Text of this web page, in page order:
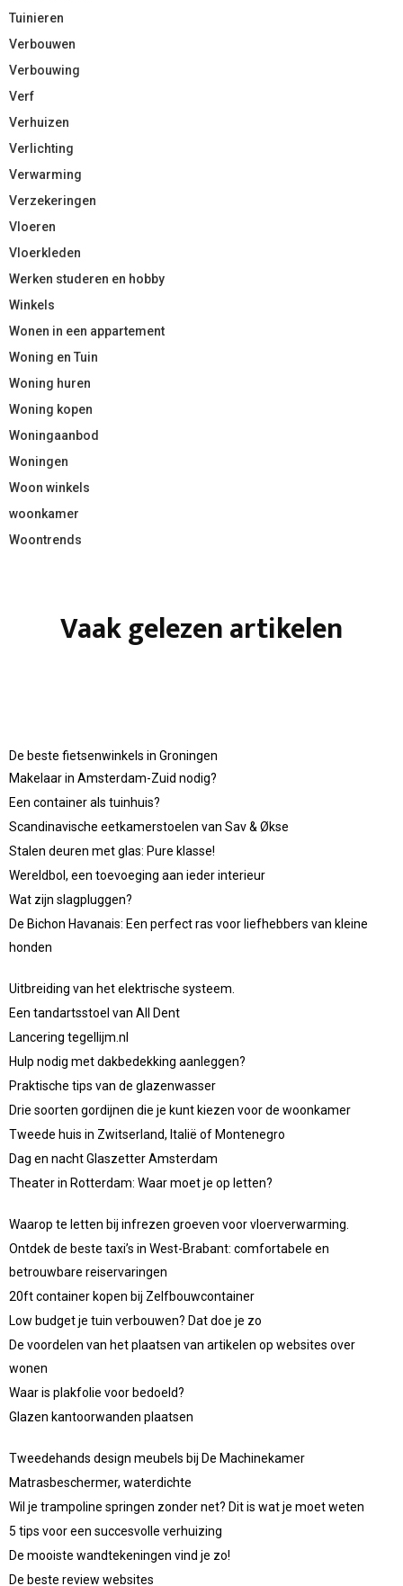
Tuinieren
Verbouwen
Verbouwing
Verf
Verhuizen
Verlichting
Verwarming
Verzekeringen
Vloeren
Vloerkleden
Werken studeren en hobby
Winkels
Wonen in een appartement
Woning en Tuin
Woning huren
Woning kopen
Woningaanbod
Woningen
Woon winkels
woonkamer
Woontrends
Vaak gelezen artikelen
De beste fietsenwinkels in Groningen
Makelaar in Amsterdam-Zuid nodig?
Een container als tuinhuis?
Scandinavische eetkamerstoelen van Sav & Økse
Stalen deuren met glas: Pure klasse!
Wereldbol, een toevoeging aan ieder interieur
Wat zijn slagpluggen?
De Bichon Havanais: Een perfect ras voor liefhebbers van kleine
honden
Uitbreiding van het elektrische systeem.
Een tandartsstoel van All Dent
Lancering tegellijm.nl
Hulp nodig met dakbedekking aanleggen?
Praktische tips van de glazenwasser
Drie soorten gordijnen die je kunt kiezen voor de woonkamer
Tweede huis in Zwitserland, Italië of Montenegro
Dag en nacht Glaszetter Amsterdam
Theater in Rotterdam: Waar moet je op letten?
Waarop te letten bij infrezen groeven voor vloerverwarming.
Ontdek de beste taxi’s in West-Brabant: comfortabele en
betrouwbare reiservaringen
20ft container kopen bij Zelfbouwcontainer
Low budget je tuin verbouwen? Dat doe je zo
De voordelen van het plaatsen van artikelen op websites over
wonen
Waar is plakfolie voor bedoeld?
Glazen kantoorwanden plaatsen
Tweedehands design meubels bij De Machinekamer
Matrasbeschermer, waterdichte
Wil je trampoline springen zonder net? Dit is wat je moet weten
5 tips voor een succesvolle verhuizing
De mooiste wandtekeningen vind je zo!
De beste review websites